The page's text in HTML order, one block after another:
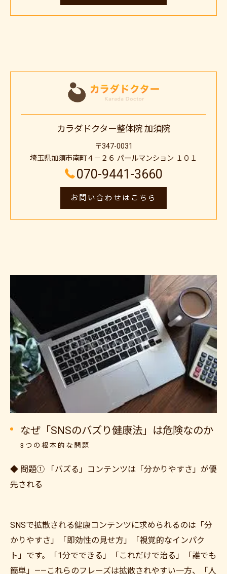
カラダドクター整体院 加須院
〒347-0031
埼玉県加須市南町４－２６ パールマンション １０１
070-9441-3660
お問い合わせはこちら
なぜ「SNSのバズり健康法」は危険なのか
3つの根本的な問題
◆ 問題① 「バズる」コンテンツは「分かりやすさ」が優
先される
SNSで拡散される健康コンテンツに求められるのは「分
かりやすさ」「即効性の見せ方」「視覚的なインパク
ト」です。「1分でできる」「これだけで治る」「誰でも
簡単」——これらのフレーズは拡散されやすい一方、「人